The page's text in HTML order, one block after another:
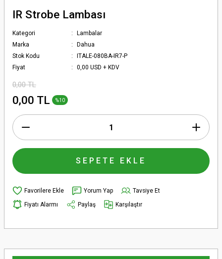
IR Strobe Lambası
Kategori
Lambalar
Marka
Dahua
Stok Kodu
ITALE-080BA-IR7-P
Fiyat
0,00 USD + KDV
0,00 TL
0,00 TL %10
SEPETE EKLE
Yorum Yap
Tavsiye Et
Fiyatı Alarmı
Paylaş Karşılaştır